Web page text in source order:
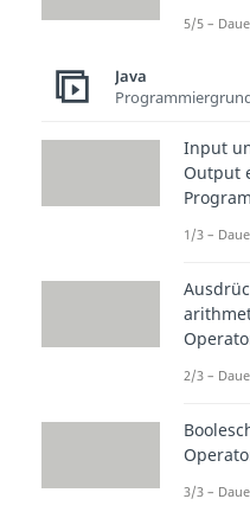
Java
Java
Schleife
und der
einer
5/5 –
Java
Input
Output
1/3 –
2/3 –
3/3 –